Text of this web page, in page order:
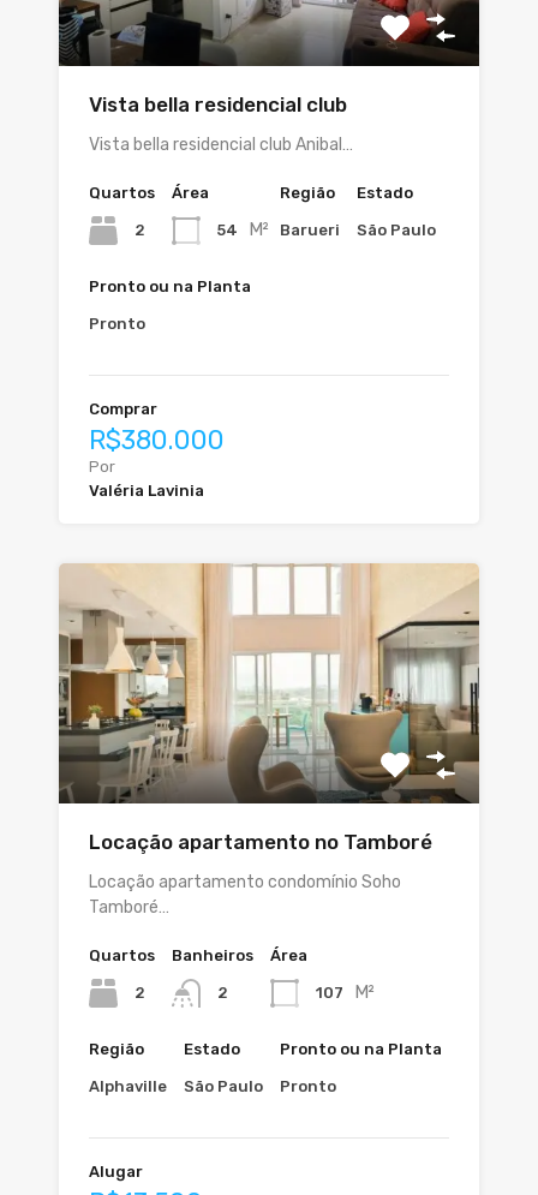
Vista bella residencial club
Vista bella residencial club Anibal…
Quartos
2
Área
54 M²
Região
Barueri
Estado
São Paulo
Pronto ou na Planta
Pronto
Comprar
R$380.000
Por
Valéria Lavinia
Locação apartamento no Tamboré
Locação apartamento condomínio Soho
Tamboré…
Quartos
2
Banheiros
2
Área
107 M²
Região
Alphaville
Estado
São Paulo
Pronto ou na Planta
Pronto
Alugar